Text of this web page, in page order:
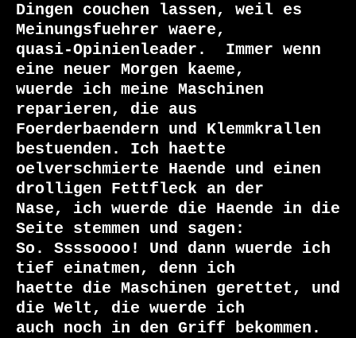
Dingen couchen lassen, weil es
Meinungsfuehrer waere,
quasi-Opinienleader.  Immer wenn
eine neuer Morgen kaeme,
wuerde ich meine Maschinen
reparieren, die aus
Foerderbaendern und Klemmkrallen
bestuenden. Ich haette
oelverschmierte Haende und einen
drolligen Fettfleck an der
Nase, ich wuerde die Haende in die
Seite stemmen und sagen:
So. Ssssoooo! Und dann wuerde ich
tief einatmen, denn ich
haette die Maschinen gerettet, und
die Welt, die wuerde ich
auch noch in den Griff bekommen.